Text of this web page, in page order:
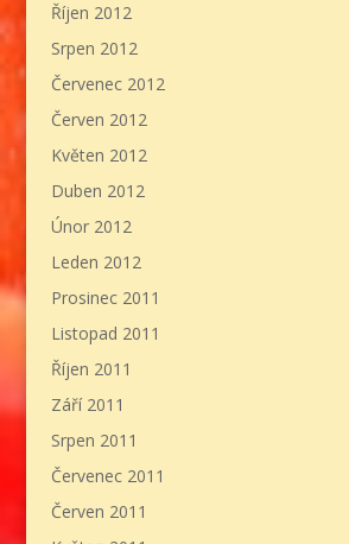
Říjen 2012
Srpen 2012
Červenec 2012
Červen 2012
Květen 2012
Duben 2012
Únor 2012
Leden 2012
Prosinec 2011
Listopad 2011
Říjen 2011
Září 2011
Srpen 2011
Červenec 2011
Červen 2011